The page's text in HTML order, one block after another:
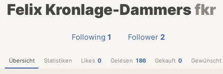
Felix Kronlage-Dammersfkr
Following 1 Follower 2
Übersicht Statistiken Likes 0 Gelesen 186 Gekauft 0 Gewünscht